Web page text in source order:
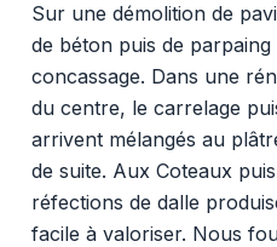
Sur une démolition de
de béton puis de
concassage. Dans une
du centre, le carrelage
arrivent mélangés au
de suite. Aux Coteaux
réfections de dalle
facile à valoriser. Nous